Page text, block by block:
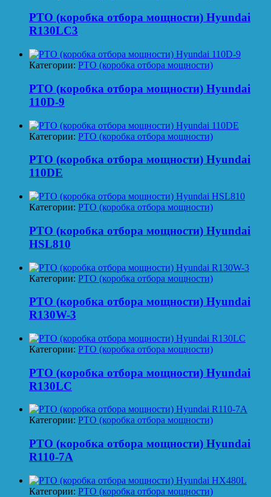
PTO (коробка отбора мощности) Hyundai
R130LC3
Категории: PTO (коробка отбора мощности)
PTO (коробка отбора мощности) Hyundai
110D-9
Категории: PTO (коробка отбора мощности)
PTO (коробка отбора мощности) Hyundai
110DE
Категории: PTO (коробка отбора мощности)
PTO (коробка отбора мощности) Hyundai
HSL810
Категории: PTO (коробка отбора мощности)
PTO (коробка отбора мощности) Hyundai
R130W-3
Категории: PTO (коробка отбора мощности)
PTO (коробка отбора мощности) Hyundai
R130LC
Категории: PTO (коробка отбора мощности)
PTO (коробка отбора мощности) Hyundai
R110-7A
Категории: PTO (коробка отбора мощности)